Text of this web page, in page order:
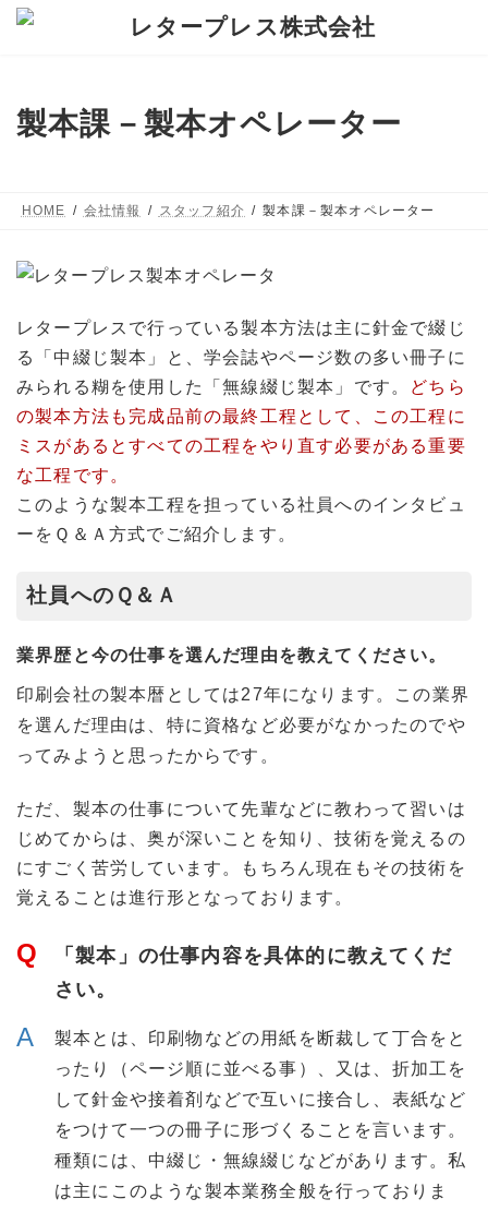
コ
ツ
ッ
ナ
シ
移
製本課－製本オペレーター
HOME 会社情報 スタッフ紹介 製本課－製本オペレーター
レタープレスで行っている製本方法は主に針金で綴じ
る「中綴じ製本」と、学会誌やページ数の多い冊子に
みられる糊を使用した「無線綴じ製本」です。
どちら
の製本方法も完成品前の最終工程として、この工程に
ミスがあるとすべての工程をやり直す必要がある重要
な工程です。
このような製本工程を担っている社員へのインタビュ
ーをＱ＆Ａ方式でご紹介します。
社員へのＱ＆Ａ
業界歴と今の仕事を選んだ理由を教えてください。
印刷会社の製本暦としては27年になります。この業界
を選んだ理由は、特に資格など必要がなかったのでや
ってみようと思ったからです。
ただ、製本の仕事について先輩などに教わって習いは
じめてからは、奥が深いことを知り、技術を覚えるの
にすごく苦労しています。もちろん現在もその技術を
覚えることは進行形となっております。
「製本」の仕事内容を具体的に教えてくだ
さい。
製本とは、印刷物などの用紙を断裁して丁合をと
ったり（ページ順に並べる事）、又は、折加工を
して針金や接着剤などで互いに接合し、表紙など
をつけて一つの冊子に形づくることを言います。
種類には、中綴じ・無線綴じなどがあります。私
は主にこのような製本業務全般を行っておりま